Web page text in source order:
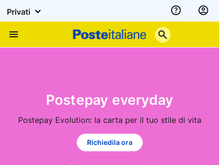
Privati
Assistenza
Italiane
stile di vita
Postepay everyday
Postepay Evolution: la carta per il tuo stile di vita
Richiedila ora